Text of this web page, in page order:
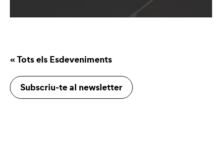
« Tots els Esdeveniments
Subscriu-te al newsletter